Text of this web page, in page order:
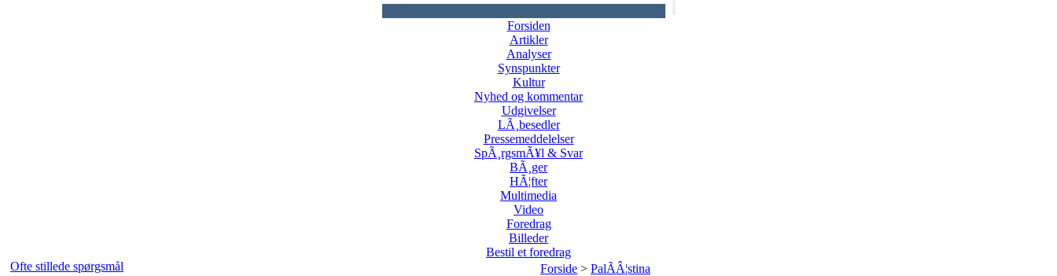
Forsiden
Artikler
Analyser
Synspunkter
Kultur
Nyhed og kommentar
Udgivelser
LÃ¸besedler
Pressemeddelelser
SpÃ¸rgsmÃ¥l & Svar
BÃ¸ger
HÃ¦fter
Multimedia
Video
Foredrag
Billeder
Bestil et foredrag
Ofte stillede spørgsmål
Forside > PalÃÂ¦stina